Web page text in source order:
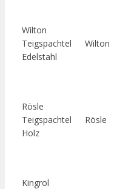
Wilton
Teigspachtel
Edelstahl
Wilton
Rösle
Teigspachtel
Holz
Rösle
Kingrol